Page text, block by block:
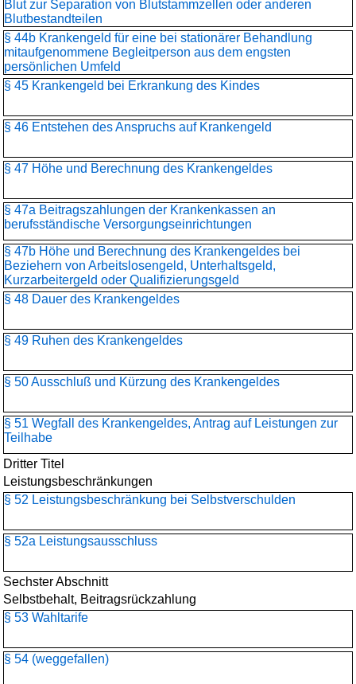
Blut zur Separation von Blutstammzellen oder anderen
Blutbestandteilen
§ 44b Krankengeld für eine bei stationärer Behandlung
mitaufgenommene Begleitperson aus dem engsten
persönlichen Umfeld
§ 45 Krankengeld bei Erkrankung des Kindes
§ 46 Entstehen des Anspruchs auf Krankengeld
§ 47 Höhe und Berechnung des Krankengeldes
§ 47a Beitragszahlungen der Krankenkassen an
berufsständische Versorgungseinrichtungen
§ 47b Höhe und Berechnung des Krankengeldes bei
Beziehern von Arbeitslosengeld, Unterhaltsgeld,
Kurzarbeitergeld oder Qualifizierungsgeld
§ 48 Dauer des Krankengeldes
§ 49 Ruhen des Krankengeldes
§ 50 Ausschluß und Kürzung des Krankengeldes
§ 51 Wegfall des Krankengeldes, Antrag auf Leistungen zur
Teilhabe
Dritter Titel
Leistungsbeschränkungen
§ 52 Leistungsbeschränkung bei Selbstverschulden
§ 52a Leistungsausschluss
Sechster Abschnitt
Selbstbehalt, Beitragsrückzahlung
§ 53 Wahltarife
§ 54 (weggefallen)